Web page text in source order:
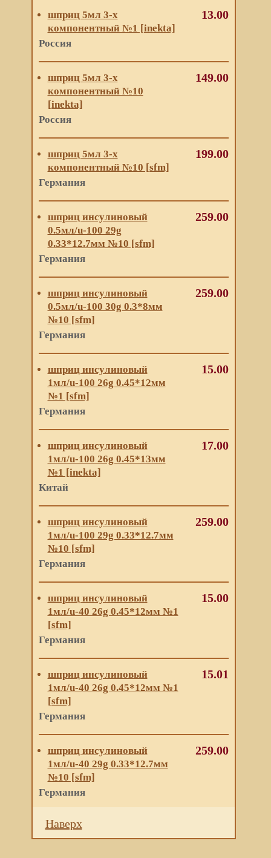
шприц 5мл 3-х
компонентный №1 [inekta]
Россия
13.00
шприц 5мл 3-х
компонентный №10
[inekta]
Россия
149.00
шприц 5мл 3-х
компонентный №10 [sfm]
Германия
199.00
шприц инсулиновый
0.5мл/u-100 29g
0.33*12.7мм №10 [sfm]
Германия
259.00
шприц инсулиновый
0.5мл/u-100 30g 0.3*8мм
№10 [sfm]
Германия
259.00
шприц инсулиновый
1мл/u-100 26g 0.45*12мм
№1 [sfm]
Германия
15.00
шприц инсулиновый
1мл/u-100 26g 0.45*13мм
№1 [inekta]
Китай
17.00
шприц инсулиновый
1мл/u-100 29g 0.33*12.7мм
№10 [sfm]
Германия
259.00
шприц инсулиновый
1мл/u-40 26g 0.45*12мм №1
[sfm]
Германия
15.00
шприц инсулиновый
1мл/u-40 26g 0.45*12мм №1
[sfm]
Германия
15.01
шприц инсулиновый
1мл/u-40 29g 0.33*12.7мм
№10 [sfm]
Германия
259.00
Наверх